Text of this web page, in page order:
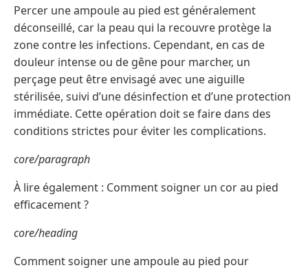
Percer une ampoule au pied est généralement
déconseillé, car la peau qui la recouvre protège la
zone contre les infections. Cependant, en cas de
douleur intense ou de gêne pour marcher, un
perçage peut être envisagé avec une aiguille
stérilisée, suivi d’une désinfection et d’une protection
immédiate. Cette opération doit se faire dans des
conditions strictes pour éviter les complications.
core/paragraph
À lire également : Comment soigner un cor au pied
efficacement ?
core/heading
Comment soigner une ampoule au pied pour